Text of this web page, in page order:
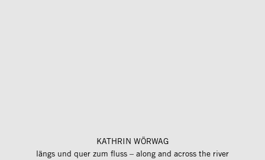
KATHRIN WÖRWAG
längs und quer zum fluss – along and across the river